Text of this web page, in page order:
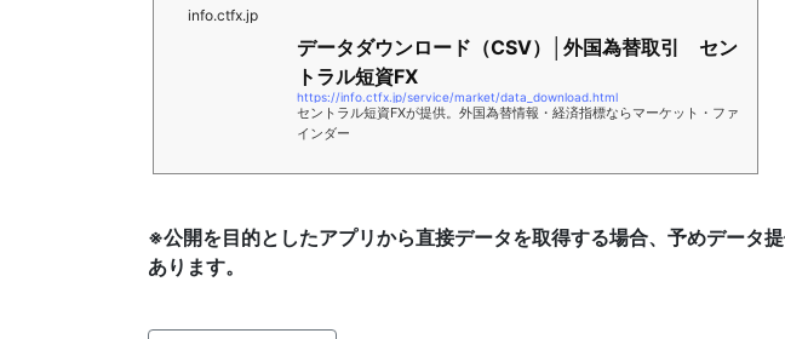
info.ctfx.jp
データダウンロード（CSV）│外国為替取引 セン
トラル短資FX
https://info.ctfx.jp/service/market/data_download.html
セントラル短資FXが提供。外国為替情報・経済指標ならマーケット・ファ
インダー
※公開を目的としたアプリから直接データを取得する場合、予めデータ
あります。